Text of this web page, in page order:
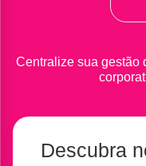
Centralize sua gestão
Descubra